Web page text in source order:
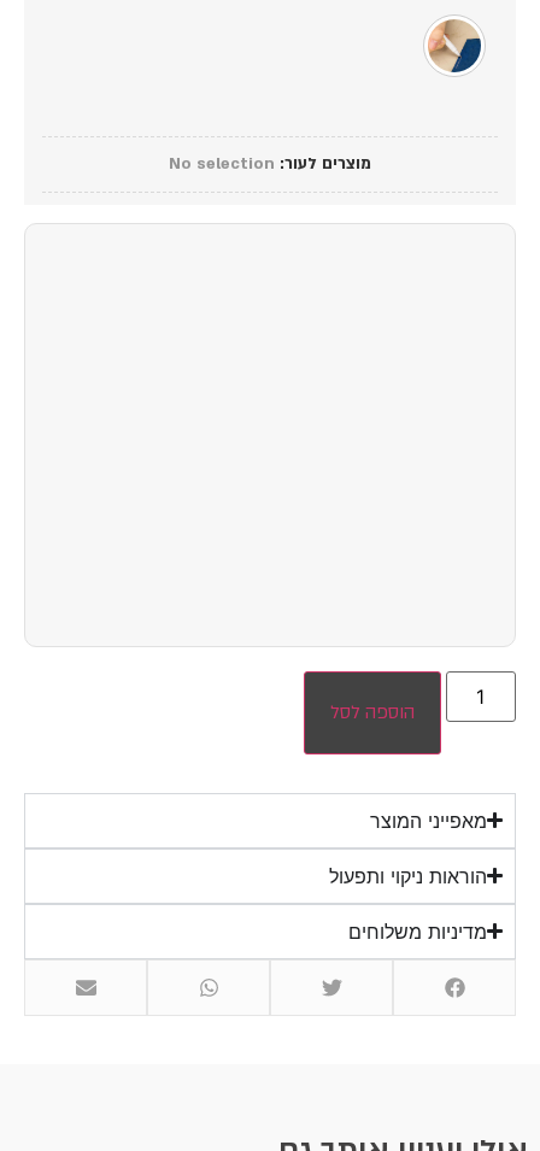
מוצרים לעור:
No selection
הוספה לסל
מאפייני המוצר
הוראות ניקוי ותפעול
מדיניות משלוחים